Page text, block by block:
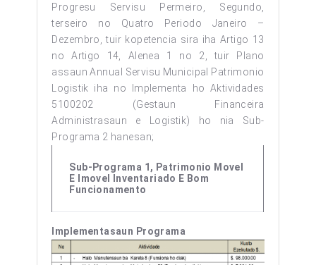
Progresu Servisu Permeiro, Segundo,
terseiro no Quatro Periodo Janeiro –
Dezembro, tuir kopetencia sira iha Artigo 13
no Artigo 14, Alenea 1 no 2, tuir Plano
assaun Annual Servisu Municipal Patrimonio
Logistik iha no Implementa ho Aktividades
5100202 (Gestaun Financeira
Administrasaun e Logistik) ho nia Sub-
Programa 2 hanesan;
Sub-Programa 1, Patrimonio Movel
E Imovel Inventariado E Bom
Funcionamento
Implementasaun Programa